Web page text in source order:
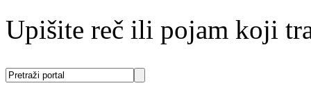
Upišite reč ili pojam koji